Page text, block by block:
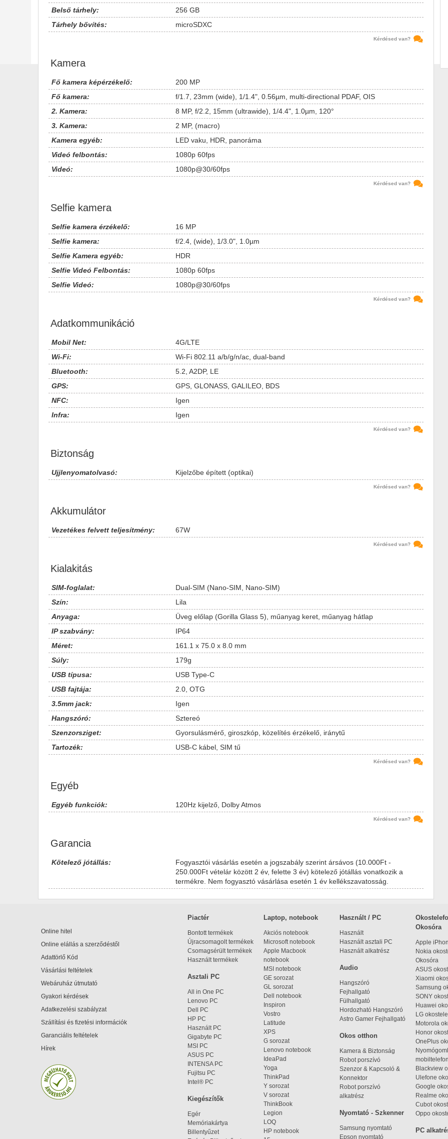
Belső tárhely:
256 GB
Tárhely bővítés:
microSDXC
Kérdésed van?
Kamera
Fő kamera képérzékelő:
200 MP
Fő kamera:
f/1.7, 23mm (wide), 1/1.4", 0.56µm, multi-directional PDAF, OIS
2. Kamera:
8 MP, f/2.2, 15mm (ultrawide), 1/4.4", 1.0µm, 120°
3. Kamera:
2 MP, (macro)
Kamera egyéb:
LED vaku, HDR, panoráma
Videó felbontás:
1080p 60fps
Videó:
1080p@30/60fps
Kérdésed van?
Selfie kamera
Selfie kamera érzékelő:
16 MP
Selfie kamera:
f/2.4, (wide), 1/3.0", 1.0µm
Selfie Kamera egyéb:
HDR
Selfie Videó Felbontás:
1080p 60fps
Selfie Videó:
1080p@30/60fps
Kérdésed van?
Adatkommunikáció
Mobil Net:
4G/LTE
Wi-Fi:
Wi-Fi 802.11 a/b/g/n/ac, dual-band
Bluetooth:
5.2, A2DP, LE
GPS:
GPS, GLONASS, GALILEO, BDS
NFC:
Igen
Infra:
Igen
Kérdésed van?
Biztonság
Ujjlenyomatolvasó: Kijelzőbe épített (optikai)
Kérdésed van?
Akkumulátor
Vezetékes felvett teljesítmény: 67W
Kérdésed van?
Kialakitás
SIM-foglalat:
Dual-SIM (Nano-SIM, Nano-SIM)
Szín:
Lila
Anyaga:
Üveg előlap (Gorilla Glass 5), műanyag keret, műanyag hátlap
IP szabvány:
IP64
Méret:
161.1 x 75.0 x 8.0 mm
Súly:
179g
USB típusa:
USB Type-C
USB fajtája:
2.0, OTG
3.5mm jack:
Igen
Hangszóró:
Sztereó
Szenzorsziget:
Gyorsulásmérő, giroszkóp, közelítés érzékelő, iránytű
Tartozék:
USB-C kábel, SIM tű
Kérdésed van?
Egyéb
Egyéb funkciók: 120Hz kijelző, Dolby Atmos
Kérdésed van?
Garancia
Kötelező jótállás:
Fogyasztói vásárlás esetén a jogszabály szerint ársávos (10.000Ft -
250.000Ft vételár között 2 év, felette 3 év) kötelező jótállás vonatkozik a
termékre. Nem fogyasztó vásárlása esetén 1 év kellékszavatosság.
Online hitel
Online elállás a szerződéstől
Adattörlő Kód
Vásárlási feltételek
Webáruház útmutató
Gyakori kérdések
Adatkezelési szabályzat
Szállítási és fizetési információk
Garanciális feltételek
Hírek
Piactér
Bontott termékek
Újracsomagolt termékek
Csomagsérült termékek
Használt termékek
Laptop, notebook
Akciós notebook
Microsoft notebook
Apple Macbook
notebook
MSI notebook
GE sorozat
GL sorozat
Dell notebook
Inspiron
Vostro
Latitude
XPS
G sorozat
Lenovo notebook
IdeaPad
Yoga
ThinkPad
Y sorozat
V sorozat
ThinkBook
Legion
LOQ
HP notebook
Használt / PC
Használt
Használt asztali PC
Használt alkatrész
Okosóra
Apple
Nokia
Okosóra
ASUS
Xiaomi
Samsung
SONY
Huawei
LG
Motorola
Honor
OnePlus
mobiltelefon
Blackview
Ulefone
Google
Realme
Cubot
Oppo
Audio
Hangszóró
Fejhallgató
Fülhallgató
Hordozható Hangszóró
Astro Gamer Fejhallgató
Asztali PC
All in One PC
Lenovo PC
Dell PC
HP PC
Használt PC
Gigabyte PC
MSI PC
ASUS PC
INTENSA PC
Fujitsu PC
Intel® PC
Okos otthon
Kamera & Biztonság
Robot porszívó
Szenzor & Kapcsoló &
Konnektor
Robot porszívó
alkatrész
Kiegészítők
Egér
Memóriakártya
Billentyűzet
Nyomtató - Szkenner
Samsung nyomtató
Epson nyomtató
PC